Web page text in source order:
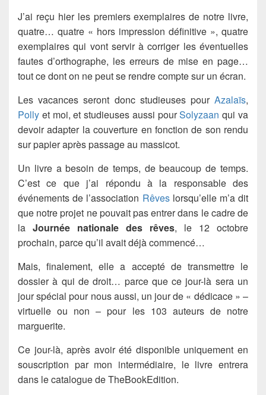
J’ai reçu hier les premiers exemplaires de notre livre,
quatre… quatre « hors impression définitive », quatre
exemplaires qui vont servir à corriger les éventuelles
fautes d’orthographe, les erreurs de mise en page…
tout ce dont on ne peut se rendre compte sur un écran.
Les vacances seront donc studieuses pour Azalaïs,
Polly et moi, et studieuses aussi pourSolyzaan qui va
devoir adapter la couverture en fonction de son rendu
sur papier après passage au massicot.
Un livre a besoin de temps, de beaucoup de temps.
C’est ce que j’ai répondu à la responsable des
événements de l’association Rêveslorsqu’elle m’a dit
que notre projet ne pouvait pas entrer dans le cadre de
la Journée nationale des rêves, le 12 octobre
prochain, parce qu’il avait déjà commencé…
Mais, finalement, elle a accepté de transmettre le
dossier à qui de droit… parce que ce jour-là sera un
jour spécial pour nous aussi, un jour de « dédicace » –
virtuelle ou non – pour les 103 auteurs de notre
marguerite.
Ce jour-là, après avoir été disponible uniquement en
souscription par mon intermédiaire, le livre entrera
dans le catalogue de TheBookEdition.